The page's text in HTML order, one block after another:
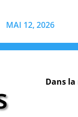
MAI 12, 2026
Dans